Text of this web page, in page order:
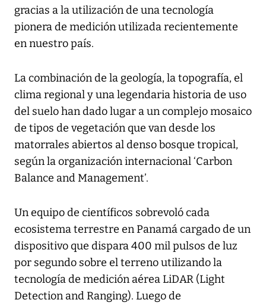
gracias a la utilización de una tecnología
pionera de medición utilizada recientemente
en nuestro país.
La combinación de la geología, la topografía, el
clima regional y una legendaria historia de uso
del suelo han dado lugar a un complejo mosaico
de tipos de vegetación que van desde los
matorrales abiertos al denso bosque tropical,
según la organización internacional ‘Carbon
Balance and Management’.
Un equipo de científicos sobrevoló cada
ecosistema terrestre en Panamá cargado de un
dispositivo que dispara 400 mil pulsos de luz
por segundo sobre el terreno utilizando la
tecnología de medición aérea LiDAR (Light
Detection and Ranging). Luego de